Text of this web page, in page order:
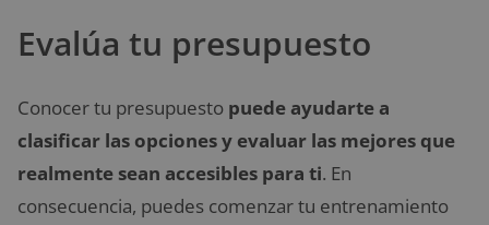
Evalúa tu presupuesto
Conocer tu presupuesto puede ayudarte a
clasificar las opciones y evaluar las mejores que
realmente sean accesibles para ti. En
consecuencia, puedes comenzar tu entrenamiento